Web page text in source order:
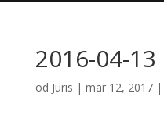
2016-04-13
od Juris | mar 12, 2017|